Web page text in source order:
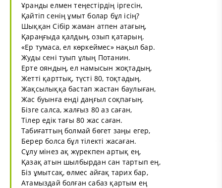
Ұранды елмен теңестірдің іргесін,
Қайтіп сенің ұмыт болар бұл ісің?
Шыққан Сібір жаман атпен атағың,
Қараңғыда қалдың, озып қатарың.
«Ер тумаса, ел көркеймес» нақыл бар.
Жуды сені туып ұлың Потанин.
Ерте ояндың, ел намысын жоқтадың,
Жетті қарттық, түсті 80, тоқтадың.
Жақсылыққа бастап жастан баулыған,
Жас буынға енді даңғыл соқпағың.
Бізге салса, жалғыз 80 аз саған,
Тілер едік тағы 80 жас саған.
Табиғаттың болмай бөгет заңы егер,
Берер болса бұл тілекті жасаған.
Сұлу мінез ақ жүрекпен артық ең,
Қазақ атын шылбырдан сан тартып ең,
Біз ұмытсақ, өлмес айғақ тарих бар,
Атамыздай болған сабаз қартым ең